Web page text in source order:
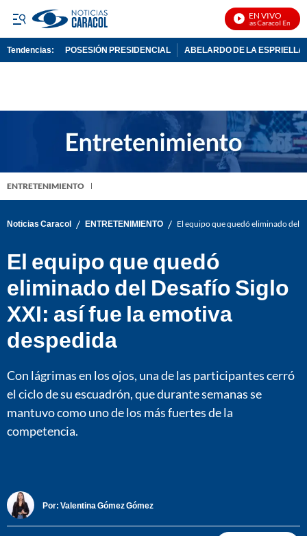
EN VIVO
Noticias Caracol En Vivo
Tendencias: POSESIÓN PRESIDENCIAL ABELARDO DE LA ESPRIELLA
ENTRETENIMIENTO
Noticias Caracol / ENTRETENIMIENTO / El equipo que quedó eliminado del
El equipo que quedó
eliminado del Desafío Siglo
XXI: así fue la emotiva
despedida
Con lágrimas en los ojos, una de las participantes cerró
el ciclo de su escuadrón, que durante semanas se
mantuvo como uno de los más fuertes de la
competencia.
Por: Valentina Gómez Gómez